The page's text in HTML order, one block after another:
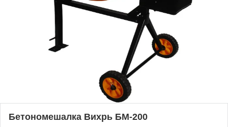
Бетономешалка Вихрь БМ-200